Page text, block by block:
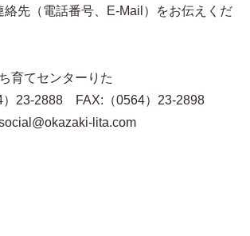
絡先（電話番号、E-Mail）をお伝えくだ
育てセンターりた
23-2888 FAX:（0564）23-2898
lita.com